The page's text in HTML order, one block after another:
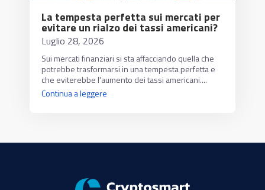
La tempesta perfetta sui mercati per
evitare un rialzo dei tassi americani?
Luglio 28, 2026
Sui mercati finanziari si sta affacciando quella che
potrebbe trasformarsi in una tempesta perfetta e
che eviterebbe l'aumento dei tassi americani....
Continua a leggere